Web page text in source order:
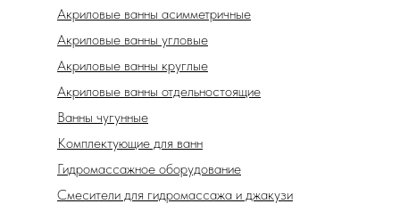
Акриловые ванны отдельностоящие
Акриловые ванны асимметричные
Акриловые ванны угловые
Акриловые ванны круглые
Ванны чугунные
Комплектующие для ванн
Гидромассажное оборудование
Смесители для гидромассажа и джакузи